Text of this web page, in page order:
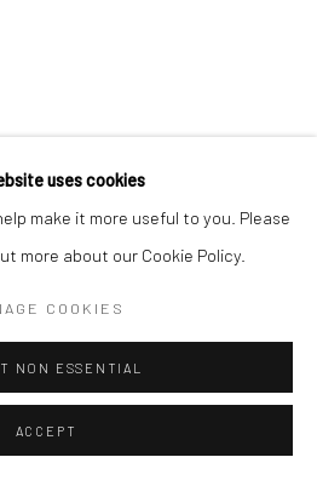
uses cookies
make it more useful to you. Please
more about our Cookie Policy.
COOKIES
NON ESSENTIAL
ACCEPT